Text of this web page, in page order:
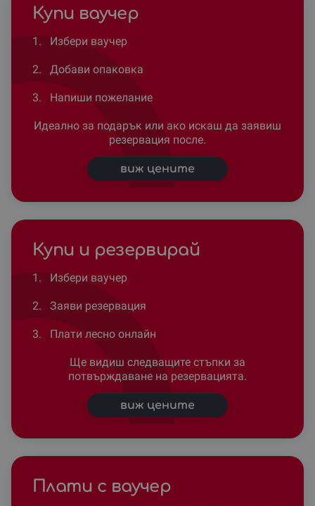
Купи ваучер
1. Избери ваучер
2. Добави опаковка
3. Напиши пожелание
Идеално за подарък или ако искаш да заявиш
резервация после.
виж цените
Купи и резервирай
1. Избери ваучер
2. Заяви резервация
3. Плати лесно онлайн
Ще видиш следващите стъпки за
потвърждаване на резервацията.
виж цените
Плати с ваучер